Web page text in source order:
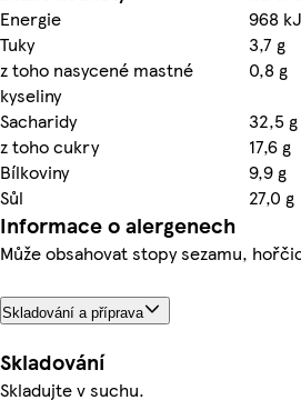
Energie
968
Tuky
3,7 g
z toho nasycené mastné
kyseliny
0,8 g
Sacharidy
32,5 g
z toho cukry
17,6 g
Bílkoviny
9,9 g
Sůl
27,0 g
Informace o alergenech
Může obsahovat stopy sezamu,
Skladování a příprava
Skladování
Skladujte v suchu.